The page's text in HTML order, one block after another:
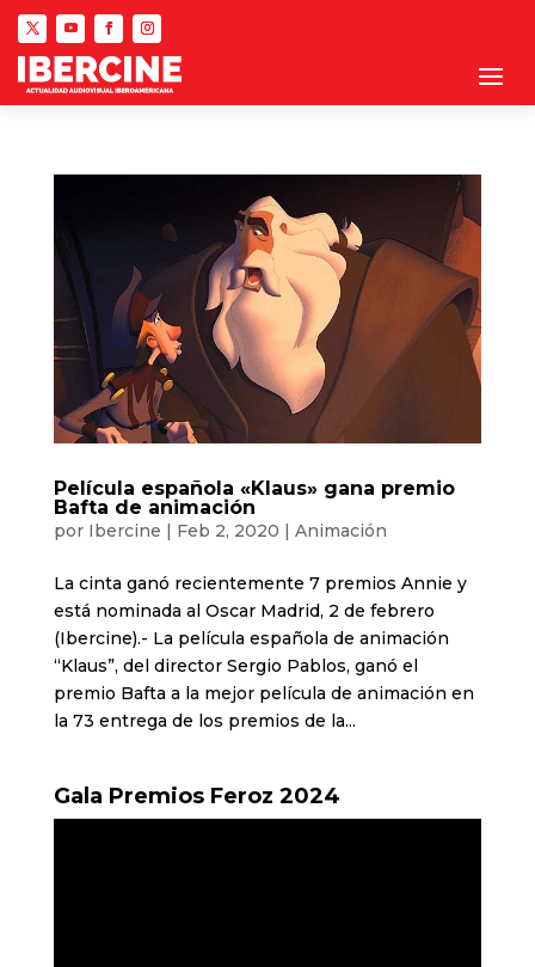
Película española «Klaus» gana premio
Bafta de animación
por Ibercine | Feb 2, 2020 | Animación
La cinta ganó recientemente 7 premios Annie y
está nominada al Oscar Madrid, 2 de febrero
(Ibercine).- La película española de animación
“Klaus”, del director Sergio Pablos, ganó el
premio Bafta a la mejor película de animación en
la 73 entrega de los premios de la...
Gala Premios Feroz 2024